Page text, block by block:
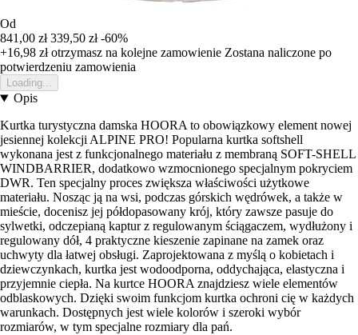
Od
841,00 zł 339,50 zł -60%
+16,98 złotrzymasz na kolejne zamowienie Zostana naliczone po
potwierdzeniu zamowienia
Loading...
Opis
Kurtka turystyczna damska HOORA to obowiązkowy element nowej
jesiennej kolekcji ALPINE PRO! Popularna kurtka softshell
wykonana jest z funkcjonalnego materiału z membraną SOFT-SHELL
WINDBARRIER, dodatkowo wzmocnionego specjalnym pokryciem
DWR. Ten specjalny proces zwiększa właściwości użytkowe
materiału. Nosząc ją na wsi, podczas górskich wędrówek, a także w
mieście, docenisz jej półdopasowany krój, który zawsze pasuje do
sylwetki, odczepianą kaptur z regulowanym ściągaczem, wydłużony i
regulowany dół, 4 praktyczne kieszenie zapinane na zamek oraz
uchwyty dla łatwej obsługi. Zaprojektowana z myślą o kobietach i
dziewczynkach, kurtka jest wodoodporna, oddychająca, elastyczna i
przyjemnie ciepła. Na kurtce HOORA znajdziesz wiele elementów
odblaskowych. Dzięki swoim funkcjom kurtka ochroni cię w każdych
warunkach. Dostępnych jest wiele kolorów i szeroki wybór
rozmiarów, w tym specjalne rozmiary dla pań.